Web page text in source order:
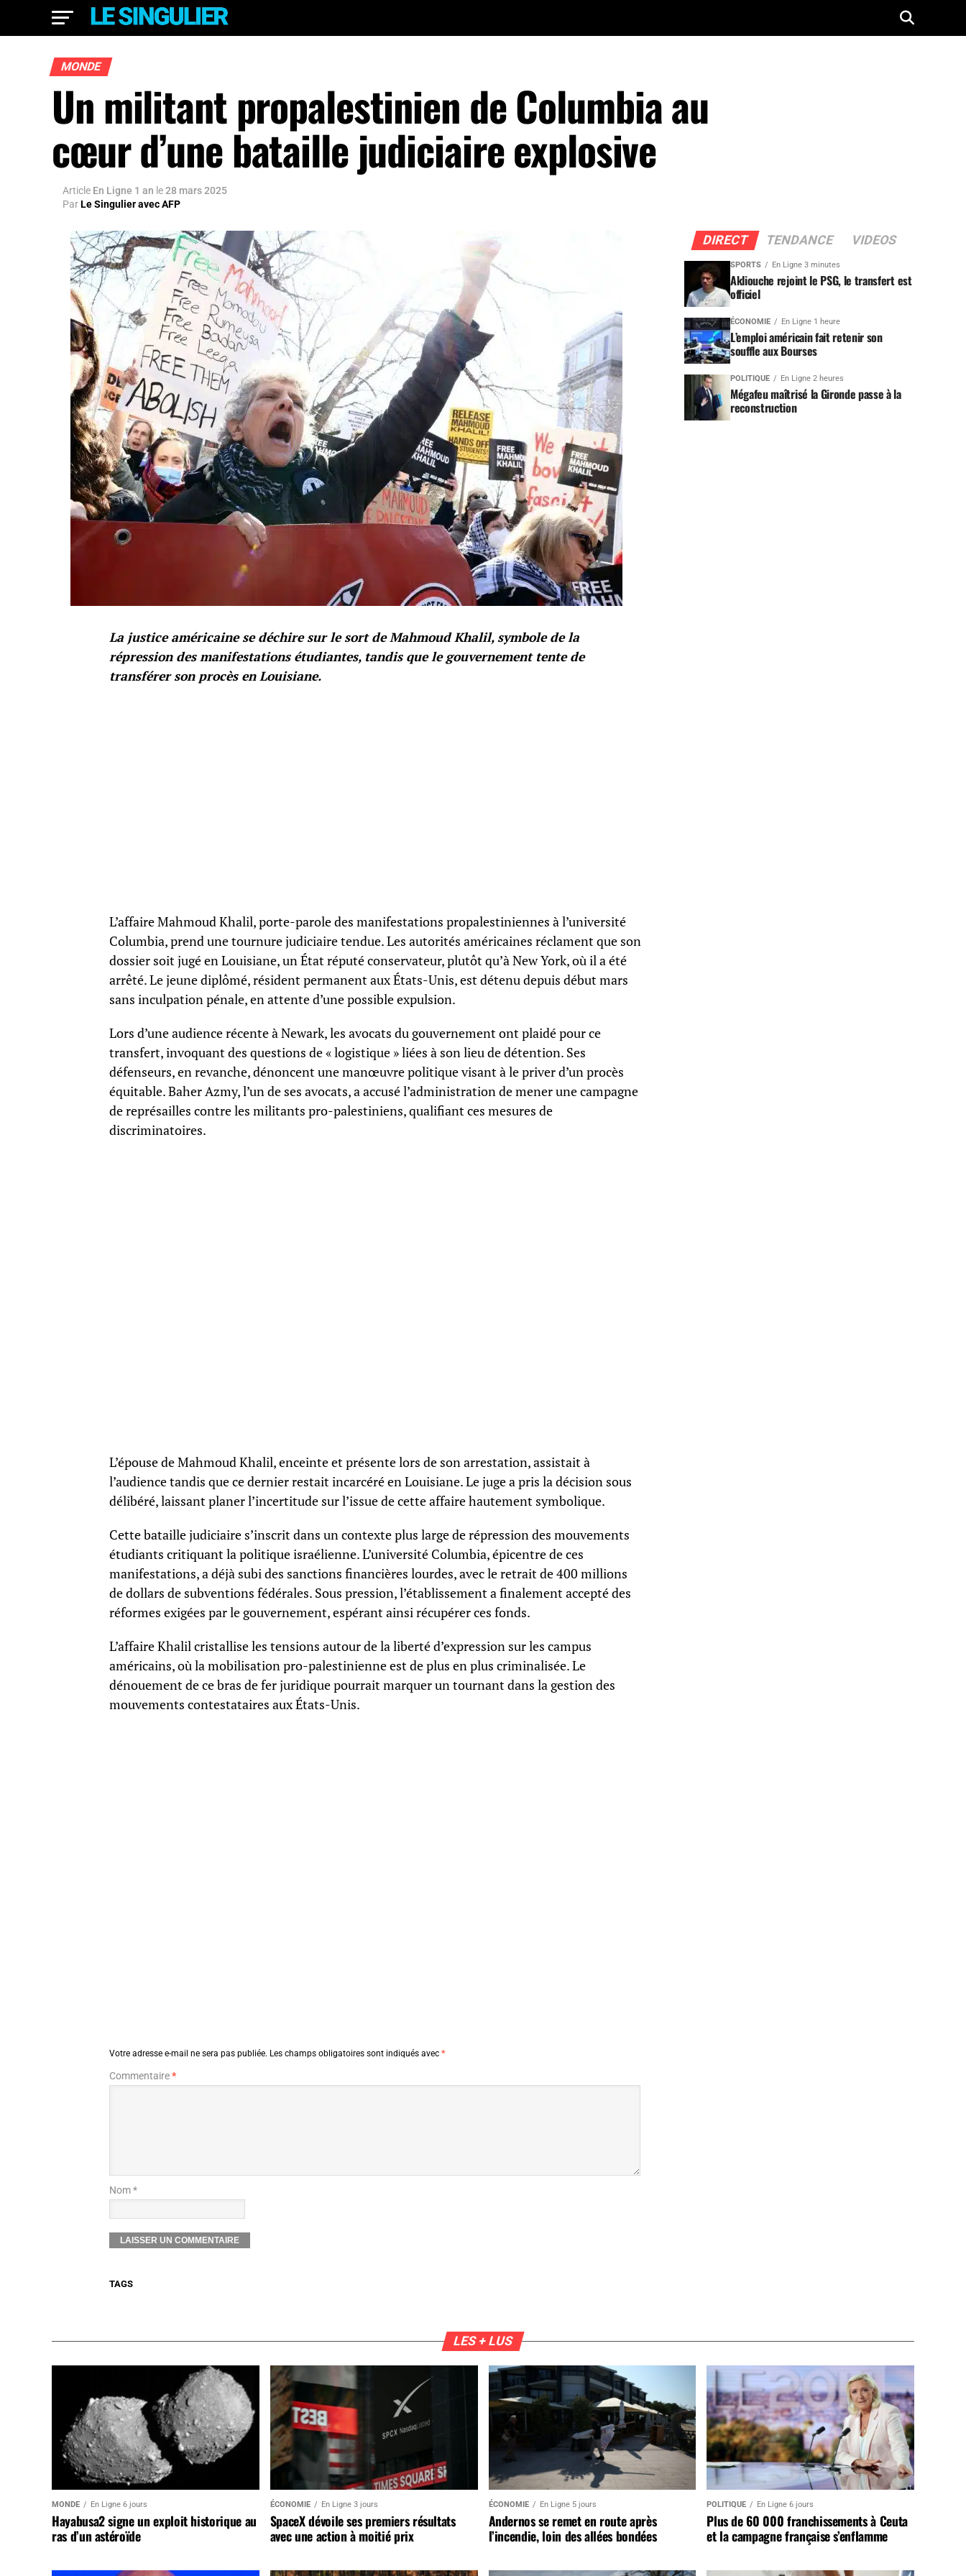
MONDE
Un militant propalestinien de Columbia au
cœur d’une bataille judiciaire explosive
Article En Ligne 1 an le28 mars 2025
ParLe Singulier avec AFP
La justice américaine se déchire sur le sort de Mahmoud Khalil, symbole de la
répression des manifestations étudiantes, tandis que le gouvernement tente de
transférer son procès en Louisiane.
L’affaire Mahmoud Khalil, porte-parole des manifestations propalestiniennes à l’université
Columbia, prend une tournure judiciaire tendue. Les autorités américaines réclament que son
dossier soit jugé en Louisiane, un État réputé conservateur, plutôt qu’à New York, où il a été
arrêté. Le jeune diplômé, résident permanent aux États-Unis, est détenu depuis début mars
sans inculpation pénale, en attente d’une possible expulsion.
Lors d’une audience récente à Newark, les avocats du gouvernement ont plaidé pour ce
transfert, invoquant des questions de « logistique » liées à son lieu de détention. Ses
défenseurs, en revanche, dénoncent une manœuvre politique visant à le priver d’un procès
équitable. Baher Azmy, l’un de ses avocats, a accusé l’administration de mener une campagne
de représailles contre les militants pro-palestiniens, qualifiant ces mesures de
discriminatoires.
L’épouse de Mahmoud Khalil, enceinte et présente lors de son arrestation, assistait à
l’audience tandis que ce dernier restait incarcéré en Louisiane. Le juge a pris la décision sous
délibéré, laissant planer l’incertitude sur l’issue de cette affaire hautement symbolique.
Cette bataille judiciaire s’inscrit dans un contexte plus large de répression des mouvements
étudiants critiquant la politique israélienne. L’université Columbia, épicentre de ces
manifestations, a déjà subi des sanctions financières lourdes, avec le retrait de 400 millions
de dollars de subventions fédérales. Sous pression, l’établissement a finalement accepté des
réformes exigées par le gouvernement, espérant ainsi récupérer ces fonds.
L’affaire Khalil cristallise les tensions autour de la liberté d’expression sur les campus
américains, où la mobilisation pro-palestinienne est de plus en plus criminalisée. Le
dénouement de ce bras de fer juridique pourrait marquer un tournant dans la gestion des
mouvements contestataires aux États-Unis.
Votre adresse e-mail ne sera pas publiée. Les champs obligatoires sont indiqués avec *
Commentaire*
Nom *
TAGS
DIRECT TENDANCE VIDEOS
SPORTS En Ligne 3 minutes
Akliouche rejoint le PSG, le transfert est
officiel
ÉCONOMIE En Ligne 1 heure
L’emploi américain fait retenir son
souffle aux Bourses
POLITIQUE En Ligne 2 heures
Mégafeu maîtrisé la Gironde passe à la
reconstruction
LES + LUS
MONDE En Ligne 6 jours
Hayabusa2 signe un exploit historique au
ras d’un astéroïde
ÉCONOMIE En Ligne 3 jours
SpaceX dévoile ses premiers résultats
avec une action à moitié prix
ÉCONOMIE En Ligne 5 jours
Andernos se remet en route après
l’incendie, loin des allées bondées
POLITIQUE En Ligne 6 jours
Plus de 60 000 franchissements à Ceuta
et la campagne française s’enflamme